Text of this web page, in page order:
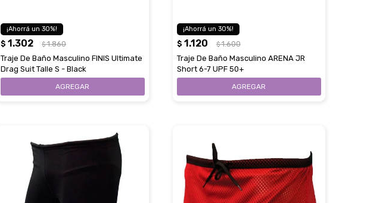
30
$ 1.302 $ 1.860
Traje De Baño Masculino FINIS Ultimate
Drag Suit Talle S - Black
30
$ 1.120 $ 1.600
Traje De Baño Masculino ARENA JR
Short 6-7 UPF 50+